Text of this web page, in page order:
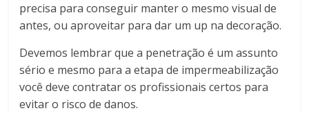
precisa para conseguir manter o mesmo visual de
antes, ou aproveitar para dar um up na decoração.
Devemos lembrar que a penetração é um assunto
sério e mesmo para a etapa de impermeabilização
você deve contratar os profissionais certos para
evitar o risco de danos.